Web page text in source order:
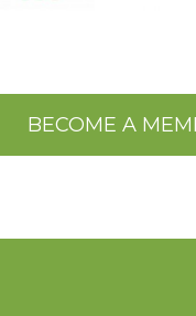
BECOME A